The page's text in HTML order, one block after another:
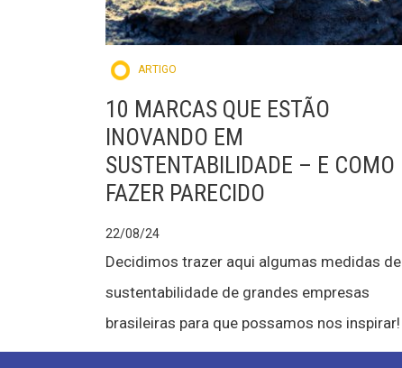
ARTIGO
10 MARCAS QUE ESTÃO
INOVANDO EM
SUSTENTABILIDADE – E COMO
FAZER PARECIDO
22/08/24
Decidimos trazer aqui algumas medidas de
sustentabilidade de grandes empresas
brasileiras para que possamos nos inspirar!